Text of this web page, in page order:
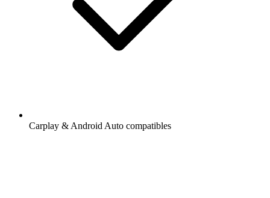
Carplay & Android Auto compatibles